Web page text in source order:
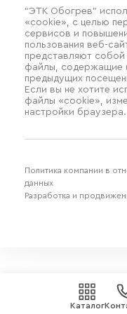
Каталог
“ЭТК Обогрев”
«cookie», с целью
сервисов и
пользования веб-
представляют
файлы, содержащие
предыдущих
Если вы не хотите
файлы «cookie»,
настройки браузера.
Политика компании в
данных
Разработка и